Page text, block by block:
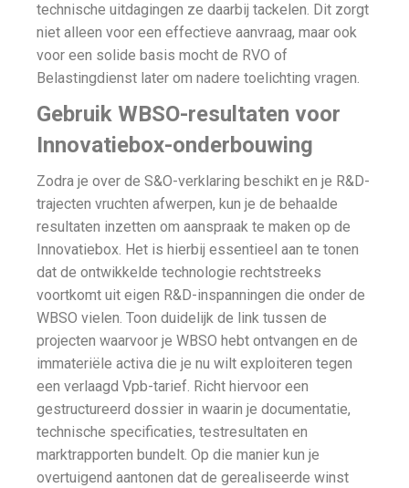
technische uitdagingen ze daarbij tackelen. Dit zorgt
niet alleen voor een effectieve aanvraag, maar ook
voor een solide basis mocht de RVO of
Belastingdienst later om nadere toelichting vragen.
Gebruik WBSO-resultaten voor
Innovatiebox-onderbouwing
Zodra je over de S&O-verklaring beschikt en je R&D-
trajecten vruchten afwerpen, kun je de behaalde
resultaten inzetten om aanspraak te maken op de
Innovatiebox. Het is hierbij essentieel aan te tonen
dat de ontwikkelde technologie rechtstreeks
voortkomt uit eigen R&D-inspanningen die onder de
WBSO vielen. Toon duidelijk de link tussen de
projecten waarvoor je WBSO hebt ontvangen en de
immateriële activa die je nu wilt exploiteren tegen
een verlaagd Vpb-tarief. Richt hiervoor een
gestructureerd dossier in waarin je documentatie,
technische specificaties, testresultaten en
marktrapporten bundelt. Op die manier kun je
overtuigend aantonen dat de gerealiseerde winst